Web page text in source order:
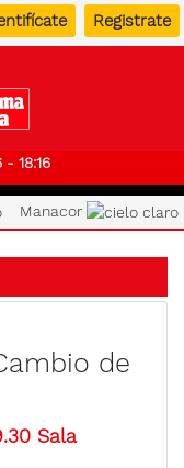
Registrate
18:16
Manacor
de
Sala